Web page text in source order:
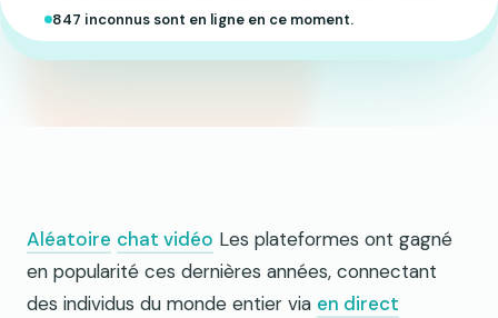
847 inconnus sont en ligne en ce moment.
Aléatoire chat vidéo Les plateformes ont gagné
en popularité ces dernières années, connectant
des individus du monde entier via en direct